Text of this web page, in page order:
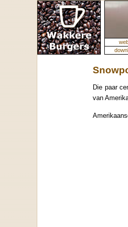
Die paar
van